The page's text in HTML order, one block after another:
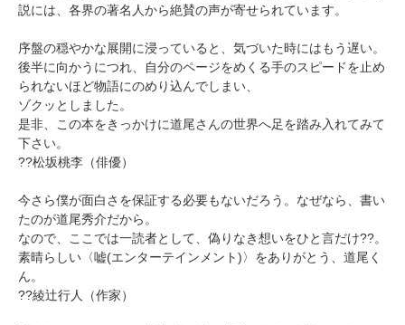
説には、各界の著名人から絶賛の声が寄せられています。
序盤の穏やかな展開に浸っていると、気づいた時にはもう遅い。
後半に向かうにつれ、自分のページをめくる手のスピードを止め
られないほど物語にのめり込んでしまい、
ゾクッとしました。
是非、この本をきっかけに道尾さんの世界へ足を踏み入れてみて
下さい。
??松坂桃李（俳優）
今さら僕が面白さを保証する必要もないだろう。なぜなら、書い
たのが道尾秀介だから。
なので、ここでは一読者として、偽りなき想いをひと言だけ??。
素晴らしい〈嘘(エンターテインメント)〉をありがとう、道尾く
ん。
??綾辻行人（作家）